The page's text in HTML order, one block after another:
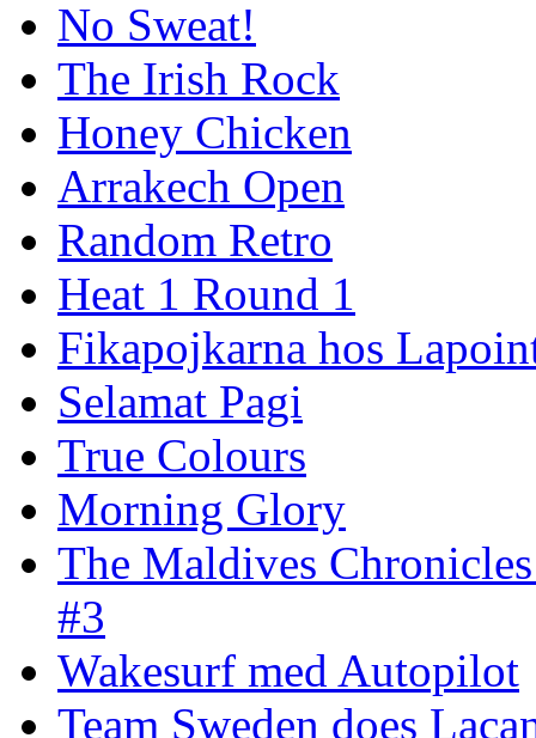
No Sweat!
The Irish Rock
Honey Chicken
Arrakech Open
Random Retro
Heat 1 Round 1
Fikapojkarna hos
Selamat Pagi
True Colours
Morning Glory
The Maldives
#3
Wakesurf med Autopilot
Team Sweden does